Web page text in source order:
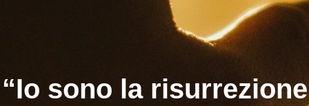
“Io sono la risurrezione